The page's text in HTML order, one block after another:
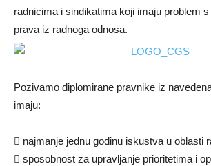
radnicima i sindikatima koji imaju problem
prava iz radnoga odnosa.
Pozivamo diplomirane pravnike iz
imaju:
 najmanje jednu godinu iskustva u oblasti
 sposobnost za upravljanje prioritetima i